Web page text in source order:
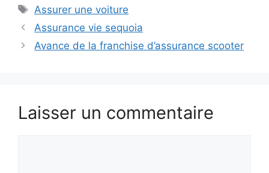
Étiquettes
Assurer une voiture
Assurance vie sequoia
Avance de la franchise d’assurance scooter
Laisser un commentaire